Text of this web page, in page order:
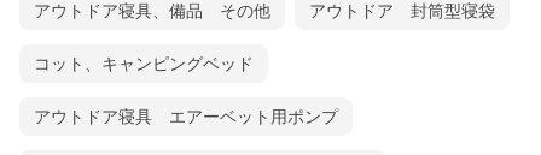
アウトドア寝具、備品 その他 アウトドア 封筒型寝袋
コット、キャンピングベッド
アウトドア寝具 エアーベット用ポンプ